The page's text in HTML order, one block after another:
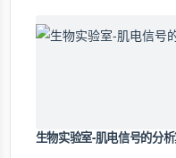
生物实验室-肌电信号的分